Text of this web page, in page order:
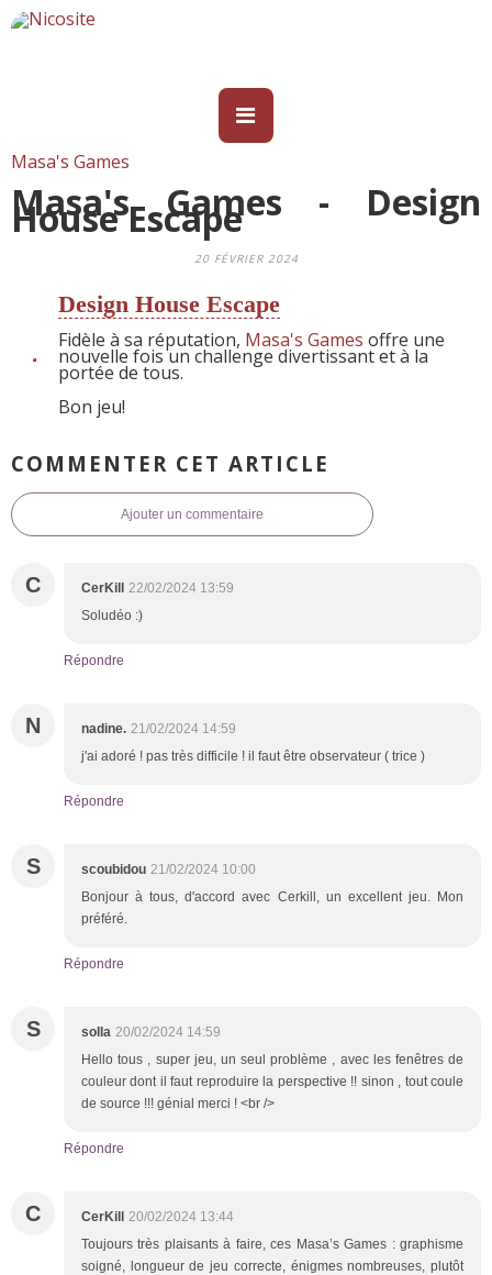
Masa's Games
Masa's Games - Design
House Escape
20 FÉVRIER 2024
Design House Escape
Fidèle à sa réputation, Masa's Games offre une
nouvelle fois un challenge divertissant et à la
portée de tous.
Bon jeu!
COMMENTER CET ARTICLE
Ajouter un commentaire
C CerKill 22/02/2024 13:59
Soludéo :)
Répondre
N nadine. 21/02/2024 14:59
j'ai adoré ! pas très difficile ! il faut être observateur ( trice )
Répondre
S scoubidou 21/02/2024 10:00
Bonjour à tous, d'accord avec Cerkill, un excellent jeu. Mon
préféré.
Répondre
S solla 20/02/2024 14:59
Hello tous , super jeu, un seul problème , avec les fenêtres de
couleur dont il faut reproduire la perspective !! sinon , tout coule
de source !!! génial merci ! <br />
Répondre
C CerKill 20/02/2024 13:44
Toujours très plaisants à faire, ces Masa’s Games : graphisme
soigné, longueur de jeu correcte, énigmes nombreuses, plutôt